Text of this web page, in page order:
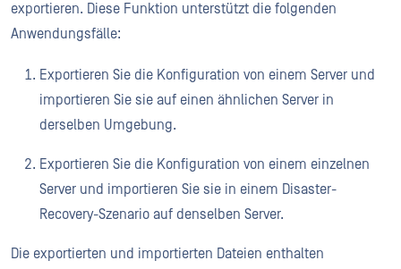
exportieren. Diese Funktion unterstützt die folgenden
Anwendungsfälle:
Exportieren Sie die Konfiguration von einem Server und
importieren Sie sie auf einen ähnlichen Server in
derselben Umgebung.
Exportieren Sie die Konfiguration von einem einzelnen
Server und importieren Sie sie in einem Disaster-
Recovery-Szenario auf denselben Server.
Die exportierten und importierten Dateien enthalten